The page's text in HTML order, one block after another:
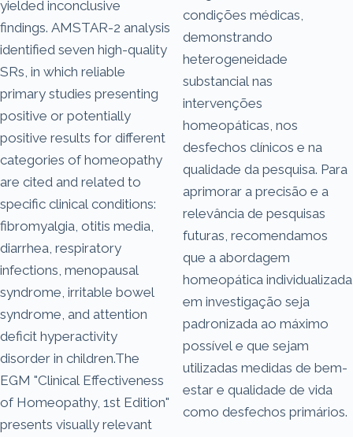
yielded inconclusive
findings. AMSTAR-2 analysis
identified seven high-quality
SRs, in which reliable
primary studies presenting
positive or potentially
positive results for different
categories of homeopathy
are cited and related to
specific clinical conditions:
fibromyalgia, otitis media,
diarrhea, respiratory
infections, menopausal
syndrome, irritable bowel
syndrome, and attention
deficit hyperactivity
disorder in children.The
EGM "Clinical Effectiveness
of Homeopathy, 1st Edition"
presents visually relevant
condições médicas,
demonstrando
heterogeneidade
substancial nas
intervenções
homeopáticas, nos
desfechos clínicos e na
qualidade da pesquisa. Para
aprimorar a precisão e a
relevância de pesquisas
futuras, recomendamos
que a abordagem
homeopática individualizada
em investigação seja
padronizada ao máximo
possível e que sejam
utilizadas medidas de bem-
estar e qualidade de vida
como desfechos primários.